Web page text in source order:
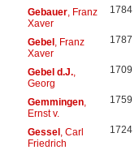
Gebauer, Franz
Xaver
1784
Gebel, Franz
Xaver
1787
Gebel d.J.,
Georg
1709
Gemmingen,
Ernst v.
1759
Gessel, Carl
Friedrich
1724